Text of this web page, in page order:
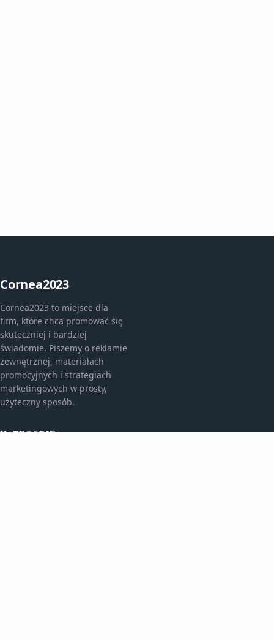
Cornea2023
Cornea2023 to miejsce dla
firm, które chcą promować się
skuteczniej i bardziej
świadomie. Piszemy o reklamie
zewnętrznej, materiałach
promocyjnych i strategiach
marketingowych w prosty,
użyteczny sposób.
KATEGORIE